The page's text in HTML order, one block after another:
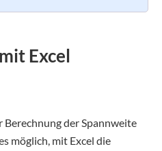
Excel
Berechnung der Spannweite
möglich, mit Excel die